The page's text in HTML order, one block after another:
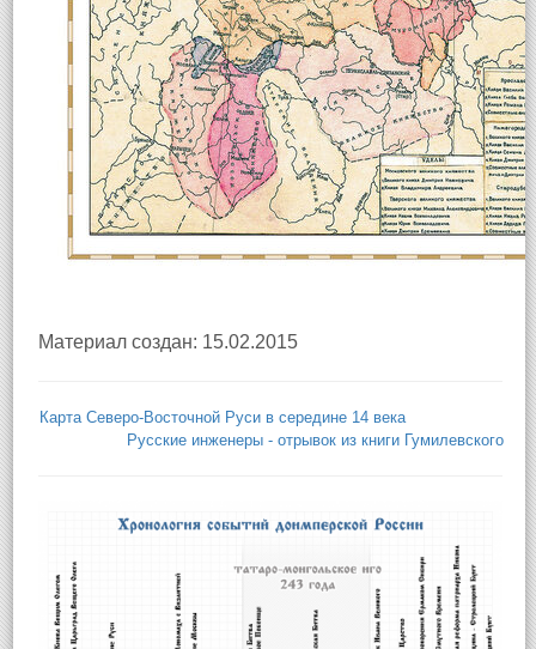
Материал создан: 15.02.2015
Карта Северо-Восточной Руси в середине 14 века
Русские инженеры - отрывок из книги Гумилевского